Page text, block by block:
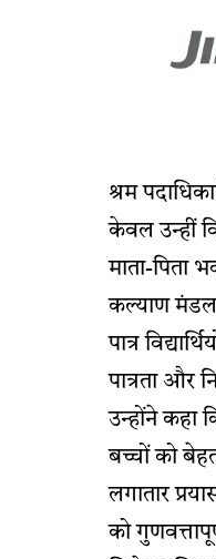
श्रम
केवल उन्हीं
माता-पिता
कल्याण मंडल
पात्र
पात्रता और
उन्होंने कहा
बच्चों को
लगातार
को